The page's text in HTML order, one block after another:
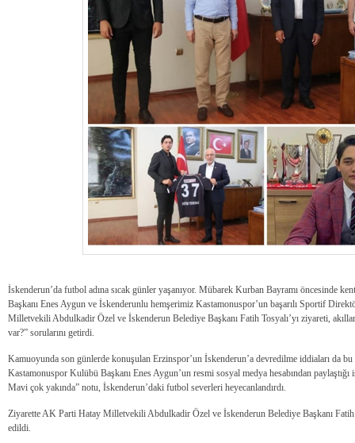
İskenderun’da futbol adına sıcak günler yaşanıyor. Mübarek Kurban Bayramı öncesinde
Başkanı Enes Aygun ve İskenderunlu hemşerimiz Kastamonuspor’un başarılı Sportif
Milletvekili Abdulkadir Özel ve İskenderun Belediye Başkanı Fatih Tosyalı’yı ziyareti,
var?” sorularını getirdi.
Kamuoyunda son günlerde konuşulan Erzinspor’un İskenderun’a devredilme iddiaları da
Kastamonuspor Kulübü Başkanı Enes Aygun’un resmi sosyal medya hesabından
Mavi çok yakında” notu, İskenderun’daki futbol severleri heyecanlandırdı.
Ziyarette AK Parti Hatay Milletvekili Abdulkadir Özel ve İskenderun Belediye Başkanı Fatih
edildi.